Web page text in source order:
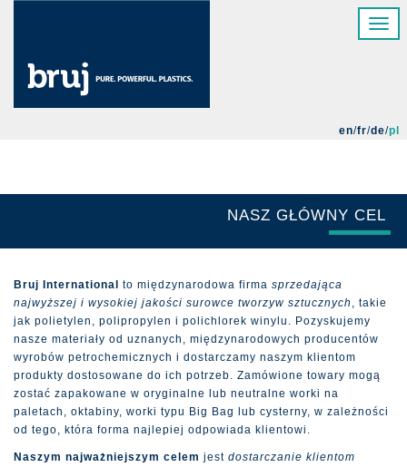
en fr de pl
NASZ GŁÓWNY CEL
Bruj International to międzynarodowa firma sprzedająca
najwyższej i wysokiej jakości surowce tworzyw sztucznych , takie
jak polietylen, polipropylen i polichlorek winylu. Pozyskujemy
nasze materiały od uznanych, międzynarodowych producentów
wyrobów petrochemicznych i dostarczamy naszym klientom
produkty dostosowane do ich potrzeb. Zamówione towary mogą
zostać zapakowane w oryginalne lub neutralne worki na
paletach, oktabiny, worki typu Big Bag lub cysterny, w zależności
od tego, która forma najlepiej odpowiada klientowi.
Naszym najważniejszym celem jest dostarczanie klientom